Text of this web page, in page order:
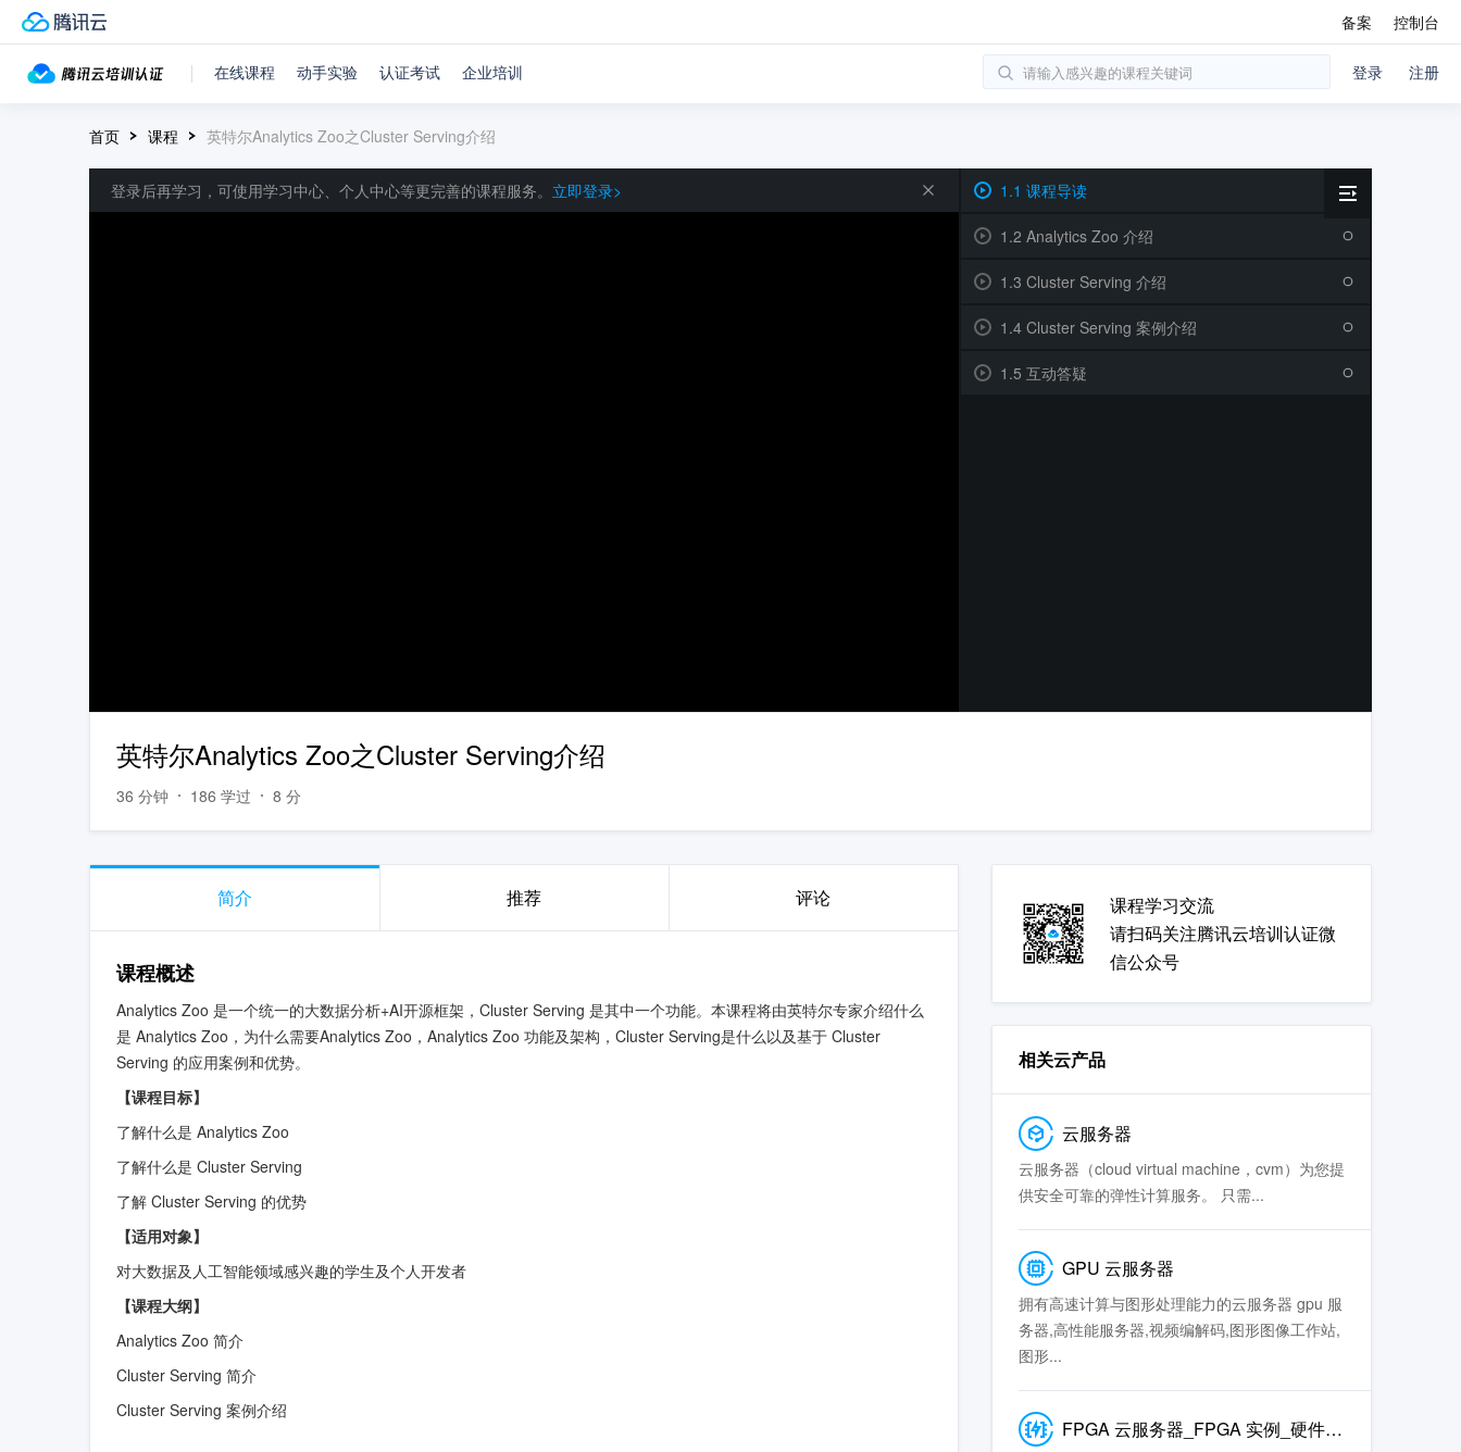
备案 控制台
在线课程 动手实验 认证考试 企业培训 登录 注册
首页 课程 英特尔Analytics Zoo之Cluster Serving介绍
登录后再学习，可使用学习中心、个人中心等更完善的课程服务。 立即登录> 1.1 课程导读
1.2 Analytics Zoo 介绍
1.3 Cluster Serving 介绍
1.4 Cluster Serving 案例介绍
1.5 互动答疑
英特尔Analytics Zoo之Cluster Serving介绍
36 分钟 186 学过 8 分
简介 推荐 评论
课程概述
Analytics Zoo 是一个统一的大数据分析+AI开源框架，Cluster Serving 是其中一个功能。本课程将由英特尔专家介绍什么
是 Analytics Zoo，为什么需要Analytics Zoo，Analytics Zoo 功能及架构，Cluster Serving是什么以及基于 Cluster
Serving 的应用案例和优势。
【课程目标】
了解什么是 Analytics Zoo
了解什么是 Cluster Serving
了解 Cluster Serving 的优势
【适用对象】
对大数据及人工智能领域感兴趣的学生及个人开发者
【课程大纲】
Analytics Zoo 简介
Cluster Serving 简介
Cluster Serving 案例介绍
课程学习交流
请扫码关注腾讯云培训认证微
信公众号
相关云产品
云服务器
云服务器（cloud virtual machine，cvm）为您提
供安全可靠的弹性计算服务。 只需...
GPU 云服务器
拥有高速计算与图形处理能力的云服务器 gpu 服
务器,高性能服务器,视频编解码,图形图像工作站,
图形...
FPGA 云服务器_FPGA 实例_硬件加速